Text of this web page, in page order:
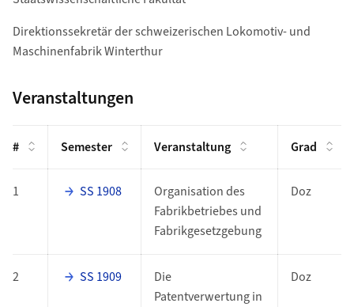
Direktionssekretär der schweizerischen Lokomotiv- und
Maschinenfabrik Winterthur
Veranstaltungen
# Semester Veranstaltung Grad
1 SS 1908
Organisation des
Fabrikbetriebes und
Fabrikgesetzgebung
Doz
2 SS 1909
Die
Patentverwertung in
Doz